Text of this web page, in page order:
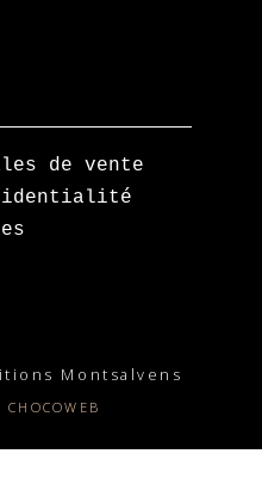
de vente
Montsalvens
CHOCOWEB